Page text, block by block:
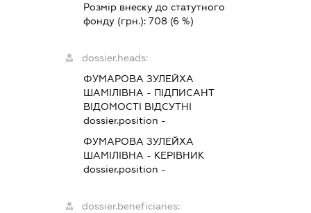
Розмір внеску до статутного
фонду (грн.): 708(6 %)
dossier.heads:
ФУМАРОВА ЗУЛЕЙХА
ШАМІЛІВНА - ПІДПИСАНТ
ВІДОМОСТІ ВІДСУТНІ
dossier.position -
ФУМАРОВА ЗУЛЕЙХА
ШАМІЛІВНА - КЕРІВНИК
dossier.position -
dossier.beneficiaries: